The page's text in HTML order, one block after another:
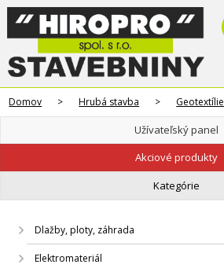
Domov > Hrubá stavba > Geotextílie
Užívateľský panel
Akciové produkty
Kategórie
Dlažby, ploty, záhrada
Elektromateriál